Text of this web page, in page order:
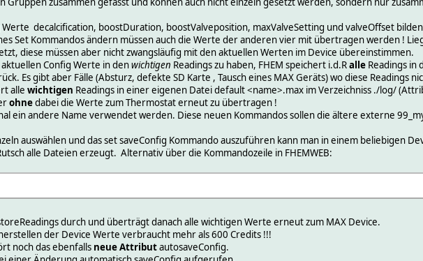
decalcification, boostDuration, boostValveposition, maxValveSetting und valveOffset
Set Kommandos ändern müssen auch die Werte der anderen vier mit übertragen werden !
diese müssen aber nicht zwangsläufig mit den aktuellen Werten im Device übereinstimmen.
Config Werte in denwichtigen Readings zu haben, FHEM speichert i.d.RalleReadings in
Es gibt aber Fälle (Absturz, defekte SD Karte , Tausch eines MAX Geräts) wo diese Readings
alle wichtigen Readings in einer eigenen Datei default <name>.max im Verzeichniss ./log/
ohnedabei die Werte zum Thermostat erneut zu übertragen !
ein andere Name verwendet werden. Diese neuen Kommandos sollen die ältere externe
auswählen und das set saveConfig Kommando auszuführen kann man in einem beliebigen
alle Dateien erzeugt. Alternativ über die Kommandozeile in FHEMWEB:
durch und überträgt danach alle wichtigen Werte erneut zum MAX Device.
der Device Werte verbraucht mehr als 600 Credits !!!
noch das ebenfalls neue AttributautosaveConfig.